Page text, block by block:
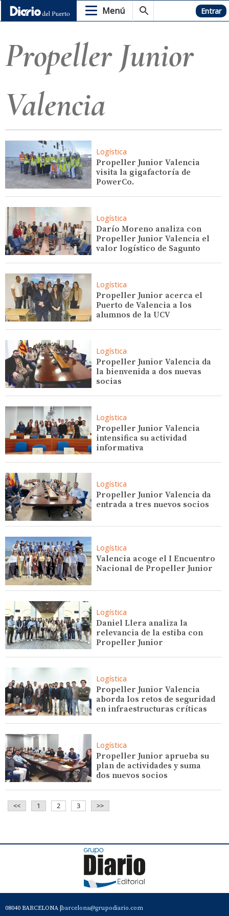
Menú Hemeroteca Entrar
Propeller Junior
Valencia
Logística
Propeller Junior Valencia
visita la gigafactoría de
PowerCo.
Logística
Darío Moreno analiza con
Propeller Junior Valencia el
valor logístico de Sagunto
Logística
Propeller Junior acerca el
Puerto de Valencia a los
alumnos de la UCV
Logística
Propeller Junior Valencia da
la bienvenida a dos nuevas
socias
Logística
Propeller Junior Valencia
intensifica su actividad
informativa
Logística
Propeller Junior Valencia da
entrada a tres nuevos socios
Logística
Valencia acoge el I Encuentro
Nacional de Propeller Junior
Logística
Daniel Llera analiza la
relevancia de la estiba con
Propeller Junior
Logística
Propeller Junior Valencia
aborda los retos de seguridad
en infraestructuras críticas
Logística
Propeller Junior aprueba su
plan de actividades y suma
dos nuevos socios
<< 1 2 3 >>
08040 BARCELONA | barcelona@grupodiario.com